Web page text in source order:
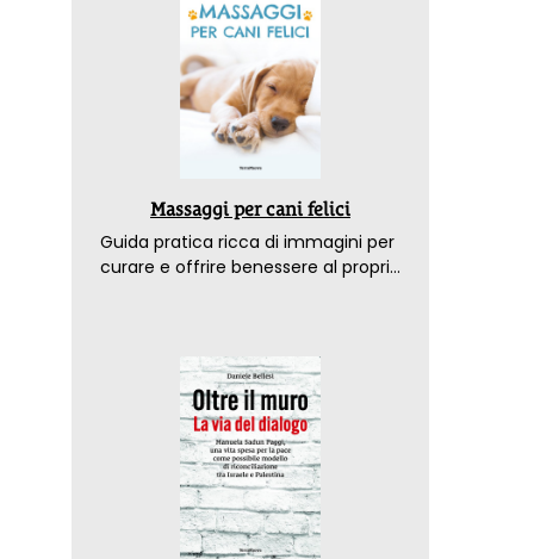
Massaggi per cani felici
Guida pratica ricca di immagini per
curare e offrire benessere al proprio